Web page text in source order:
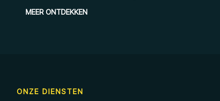
MEER ONTDEKKEN
ONZE DIENSTEN